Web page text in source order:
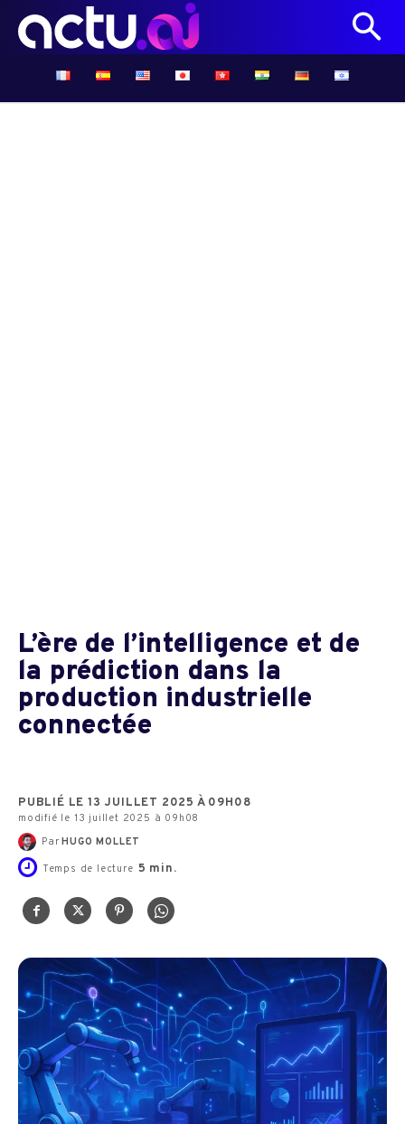
L’ère de l’intelligence et de
la prédiction dans la
production industrielle
connectée
PUBLIÉ LE 13 JUILLET 2025 À 09H08
modifié le 13 juillet 2025 à 09h08
Par HUGO MOLLET
Temps de lecture 5 min.